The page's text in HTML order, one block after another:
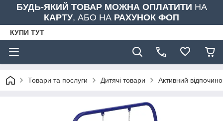
БУДЬ-ЯКИЙ ТОВАР МОЖНА ОПЛАТИТИ НА
КАРТУ, АБО НА РАХУНОК ФОП
КУПИ ТУТ
Товари та послуги Дитячі товари Активний